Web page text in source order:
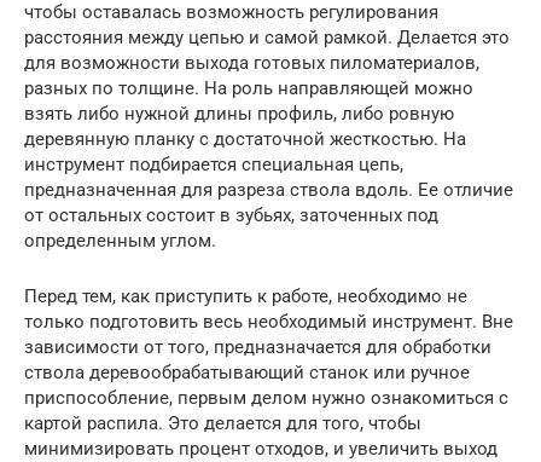
чтобы оставалась возможность регулирования
расстояния между цепью и самой рамкой. Делается это
для возможности выхода готовых пиломатериалов,
разных по толщине. На роль направляющей можно
взять либо нужной длины профиль, либо ровную
деревянную планку с достаточной жесткостью. На
инструмент подбирается специальная цепь,
предназначенная для разреза ствола вдоль. Ее отличие
от остальных состоит в зубьях, заточенных под
определенным углом.
Перед тем, как приступить к работе, необходимо не
только подготовить весь необходимый инструмент. Вне
зависимости от того, предназначается для обработки
ствола деревообрабатывающий станок или ручное
приспособление, первым делом нужно ознакомиться с
картой распила. Это делается для того, чтобы
минимизировать процент отходов, и увеличить выход